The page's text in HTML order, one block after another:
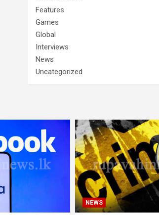
Features
Games
Global
Interviews
News
Uncategorized
NEWS